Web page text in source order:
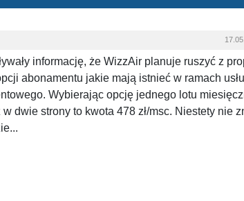
informację, że WizzAir planuje ruszyć z
abonamentu jakie mają istnieć w ramach
Wybierając opcję jednego lotu
dwie strony to kwota 478 zł/msc. Niestety nie